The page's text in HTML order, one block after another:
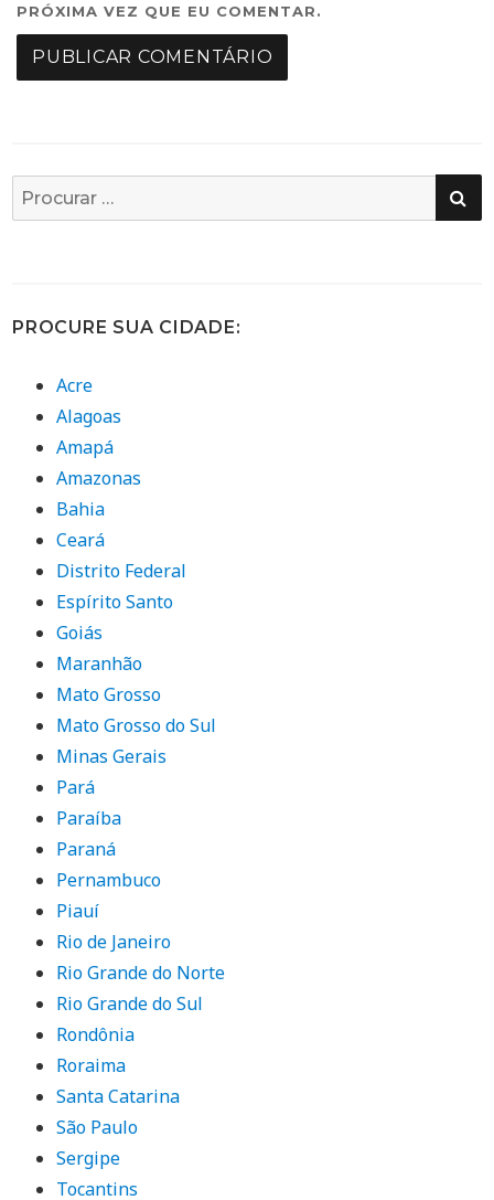
PRÓXIMA VEZ QUE EU COMENTAR.
Busca
por:
PROCURE SUA CIDADE:
Acre
Alagoas
Amapá
Amazonas
Bahia
Ceará
Distrito Federal
Espírito Santo
Goiás
Maranhão
Mato Grosso
Mato Grosso do Sul
Minas Gerais
Pará
Paraíba
Paraná
Pernambuco
Piauí
Rio de Janeiro
Rio Grande do Norte
Rio Grande do Sul
Rondônia
Roraima
Santa Catarina
São Paulo
Sergipe
Tocantins